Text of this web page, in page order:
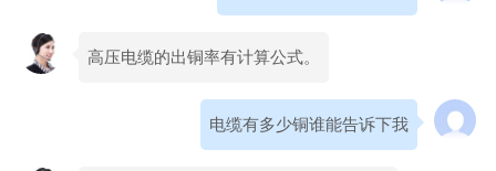
高压电缆的出铜率有计算公式。
电缆有多少铜谁能告诉下我